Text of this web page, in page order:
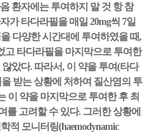
환자에는 투여하지 말 것 항 참
가 타다라필을 매일 20mg씩 7일
다양한 시간대에 투여하였을 때,
고 타다라필을 마지막으로 투여한
았다. 따라서, 이 약을 투여(타다
받는 상황에 처하여 질산염의 투
이 약을 마지막으로 투여한 후 최
를 고려할 수 있다. 그러한 상황에
적 모니터링(haemodynamic